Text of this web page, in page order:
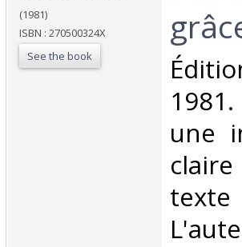
(1981)
ISBN : 270500324X
See the book
une